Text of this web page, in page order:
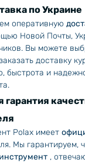
по Украине
оперативную
Новой Почты,
Вы можете
доставку
быстрота и
Polax имеет
Мы гарантируем,
,